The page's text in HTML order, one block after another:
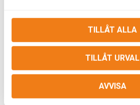
TILLÅT ALLA
TILLÅT URVAL
AVVISA
VÅRA MASKINER